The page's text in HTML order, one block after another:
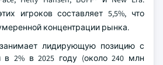
игроков составляет 5,5%, что
концентрации рынка.
занимает лидирующую позицию с
в 2% в 2025 году (около 240 млн